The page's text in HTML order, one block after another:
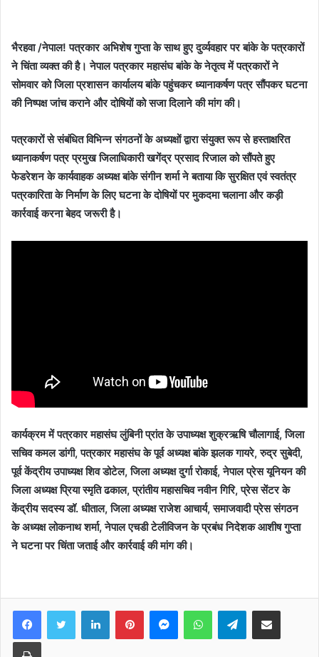
भैरहवा /नेपाल! पत्रकार अभिशेष गुप्ता के साथ हुए दुर्व्यवहार पर बांके के पत्रकारों
ने चिंता व्यक्त की है। नेपाल पत्रकार महासंघ बांके के नेतृत्व में पत्रकारों ने
सोमवार को जिला प्रशासन कार्यालय बांके पहुंचकर ध्यानाकर्षण पत्र सौंपकर घटना
की निष्पक्ष जांच कराने और दोषियों को सजा दिलाने की मांग की।
पत्रकारों से संबंधित विभिन्न संगठनों के अध्यक्षों द्वारा संयुक्त रूप से हस्ताक्षरित
ध्यानाकर्षण पत्र प्रमुख जिलाधिकारी खगेंद्र प्रसाद रिजाल को सौंपते हुए
फेडरेशन के कार्यवाहक अध्यक्ष बांके संगीन शर्मा ने बताया कि सुरक्षित एवं स्वतंत्र
पत्रकारिता के निर्माण के लिए घटना के दोषियों पर मुकदमा चलाना और कड़ी
कार्रवाई करना बेहद जरूरी है।
कार्यक्रम में पत्रकार महासंघ लुंबिनी प्रांत के उपाध्यक्ष शुक्रऋषि चौलागाई, जिला
सचिव कमल डांगी, पत्रकार महासंघ के पूर्व अध्यक्ष बांके झलक गायरे, रुद्र सुबेदी,
पूर्व केंद्रीय उपाध्यक्ष शिव डोटेल, जिला अध्यक्ष दुर्गा रोकाई, नेपाल प्रेस यूनियन की
जिला अध्यक्ष प्रिया स्मृति ढकाल, प्रांतीय महासचिव नवीन गिरि, प्रेस सेंटर के
केंद्रीय सदस्य डॉ. धीताल, जिला अध्यक्ष राजेश आचार्य, समाजवादी प्रेस संगठन
के अध्यक्ष लोकनाथ शर्मा, नेपाल एचडी टेलीविजन के प्रबंध निदेशक आशीष गुप्ता
ने घटना पर चिंता जताई और कार्रवाई की मांग की।
FacebookTwitter LinkedInPinterestMessengerWhatsAppTelegramShare via Email
Print